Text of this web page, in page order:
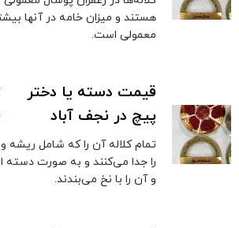
هستند و میزان خامه در آنها
معمولی است.
قیمت دسته یا دختر
پیچ در نجف آباد
تمام کلاله آن را که شامل
را جدا می‌کنند و به صورت دسته
و آن را با نخ می‌بندند.